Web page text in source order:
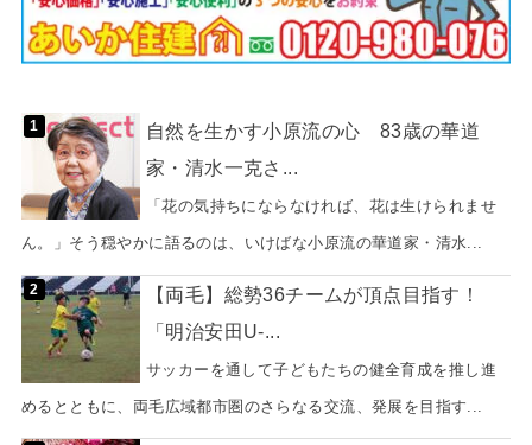
自然を生かす小原流の心 83歳の華道
家・清水一克さ...
「花の気持ちにならなければ、花は生けられませ
ん。」そう穏やかに語るのは、いけばな小原流の華道家・清水...
【両毛】総勢36チームが頂点目指す！
「明治安田U-...
サッカーを通して子どもたちの健全育成を推し進
めるとともに、両毛広域都市圏のさらなる交流、発展を目指す...